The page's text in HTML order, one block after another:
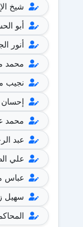
شيخ
أبو
أنور
محمد
نجيب
محمد
عبد
علي
عباس
سهيل